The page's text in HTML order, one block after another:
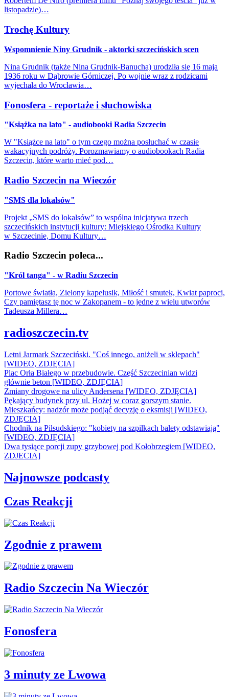
listopadzie)…
Trochę Kultury
Wspomnienie Niny Grudnik - aktorki szczecińskich scen
Nina Grudnik (także Nina Grudnik-Banucha) urodziła się 16 maja
1936 roku w Dąbrowie Górniczej. Po wojnie wraz z rodzicami
wyjechała do Wrocławia…
Fonosfera - reportaże i słuchowiska
"Książka na lato" - audiobooki Radia Szczecin
W "Książce na lato" o tym czego można posłuchać w czasie
wakacyjnych podróży. Porozmawiamy o audiobookach Radia
Szczecin, które warto mieć pod…
Radio Szczecin na Wieczór
"SMS dla lokalsów"
Projekt „SMS do lokalsów” to wspólna inicjatywa trzech
szczecińskich instytucji kultury: Miejskiego Ośrodka Kultury
w Szczecinie, Domu Kultury…
Radio Szczecin poleca...
"Król tanga" - w Radiu Szczecin
Portowe światła, Zielony kapelusik, Miłość i smutek, Kwiat paproci,
Czy pamiętasz tę noc w Zakopanem - to jedne z wielu utworów
Tadeusza Millera…
radioszczecin.tv
Letni Jarmark Szczeciński. "Coś innego, aniżeli w sklepach"
[WIDEO, ZDJĘCIA]
Plac Orła Białego w przebudowie. Część Szczecinian widzi
głównie beton [WIDEO, ZDJĘCIA]
Zmiany drogowe na ulicy Andersena [WIDEO, ZDJĘCIA]
Pękający budynek przy ul. Hożej w coraz gorszym stanie.
Mieszkańcy: nadzór może podjąć decyzję o eksmisji [WIDEO,
ZDJĘCIA]
Chodnik na Piłsudskiego: "kobiety na szpilkach balety odstawiają"
[WIDEO, ZDJĘCIA]
Dwa tysiące porcji zupy grzybowej pod Kołobrzegiem [WIDEO,
ZDJECIA]
Najnowsze podcasty
Czas Reakcji
Zgodnie z prawem
Radio Szczecin Na Wieczór
Fonosfera
3 minuty ze Lwowa